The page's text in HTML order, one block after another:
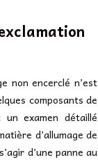
non encerclé n’est
composants de
examen détaillé
d’allumage de
d’une panne au